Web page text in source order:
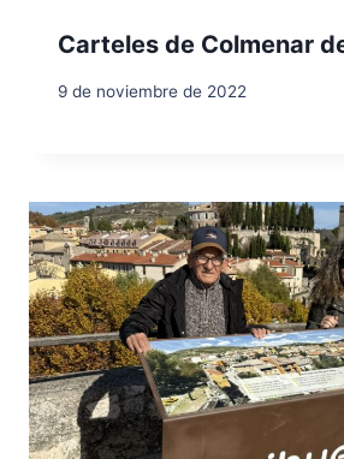
Carteles de Colmenar
9 de noviembre de 2022